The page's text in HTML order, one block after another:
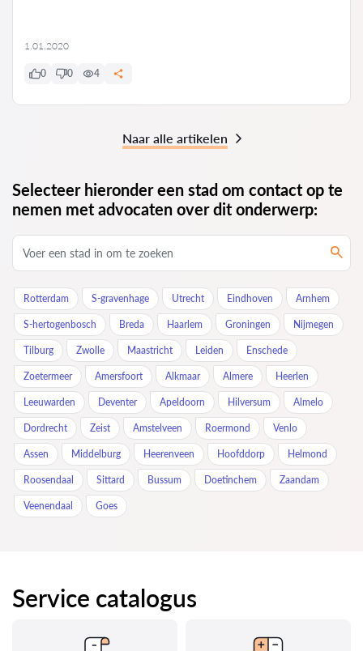
1.01.2020
0 0 4
Naar alle artikelen
Selecteer hieronder een stad om contact op te
nemen met advocaten over dit onderwerp:
Rotterdam S-gravenhage Utrecht Eindhoven Arnhem
S-hertogenbosch Breda Haarlem Groningen Nijmegen
Tilburg Zwolle Maastricht Leiden Enschede
Zoetermeer Amersfoort Alkmaar Almere Heerlen
Leeuwarden Deventer Apeldoorn Hilversum Almelo
Dordrecht Zeist Amstelveen Roermond Venlo
Assen Middelburg Heerenveen Hoofddorp Helmond
Roosendaal Sittard Bussum Doetinchem Zaandam
Veenendaal Goes
Service catalogus